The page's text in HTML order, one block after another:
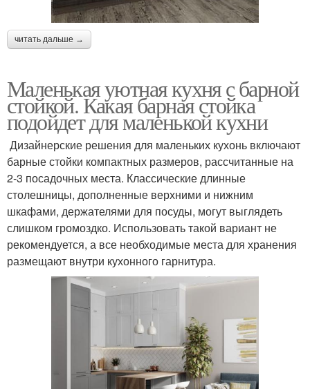
читать дальше →
Маленькая уютная кухня с барной
стойкой. Какая барная стойка
подойдет для маленькой кухни
Дизайнерские решения для маленьких кухонь включают
барные стойки компактных размеров, рассчитанные на
2-3 посадочных места. Классические длинные
столешницы, дополненные верхними и нижним
шкафами, держателями для посуды, могут выглядеть
слишком громоздко. Использовать такой вариант не
рекомендуется, а все необходимые места для хранения
размещают внутри кухонного гарнитура.